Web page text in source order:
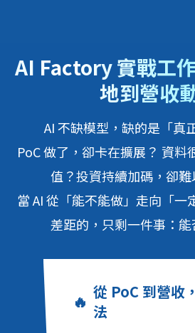
AI Factory 實戰工
地到營收
AI 不缺模型，缺的是「真
PoC 做了，卻卡在擴展？ 資料
值？投資持續加碼，卻難
當 AI 從「能不能做」走向「一
差距的，只剩一件事：能
🔥 從 PoC 到營收
法